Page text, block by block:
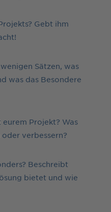
Gebt ihm
Sätzen, was
was das Besondere
Projekt? Was
verbessern?
Beschreibt
bietet und wie